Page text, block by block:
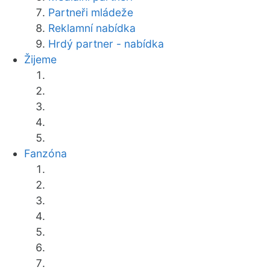
Partneři mládeže
Reklamní nabídka
Hrdý partner - nabídka
Žijeme
Fanzóna